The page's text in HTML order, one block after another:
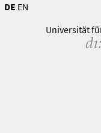
DE EN
Universität